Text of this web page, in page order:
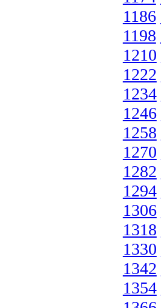
1186
1198
1210
1222
1234
1246
1258
1270
1282
1294
1306
1318
1330
1342
1354